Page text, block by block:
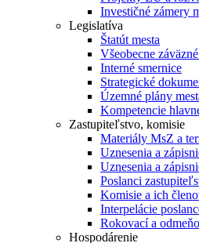
Investičné zámery
Legislatíva
Štatút mesta
Všeobecne
Interné smernice
Strategické
Územné plány
Kompetencie
Zastupiteľstvo, komisie
Materiály MsZ a
Uznesenia a
Uznesenia a
Poslanci
Komisie a ich
Interpelácie
Rokovací a
Hospodárenie